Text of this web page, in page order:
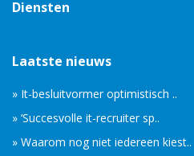
Diensten
Laatste nieuws
» It-besluitvormer optimistisch ..
» ‘Succesvolle it-recruiter sp..
» Waarom nog niet iedereen kiest..